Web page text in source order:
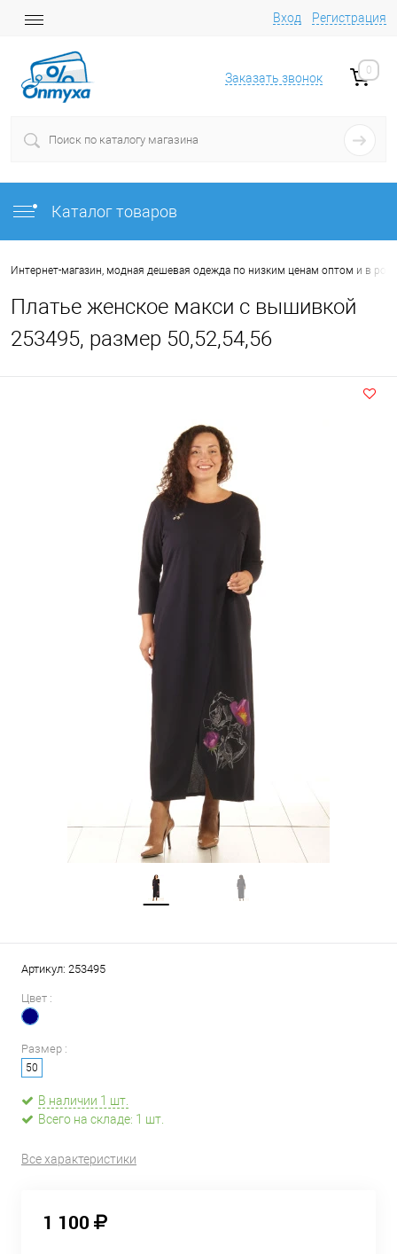
Вход Регистрация
Заказать звонок
0
Каталог товаров
Интернет-магазин, модная дешевая одежда по низким ценам оптом и в
Платье женское макси с вышивкой
253495, размер 50,52,54,56
Артикул: 253495
Цвет :
Размер :
50
В наличии 1 шт.
Всего на складе: 1 шт.
Все характеристики
1 100